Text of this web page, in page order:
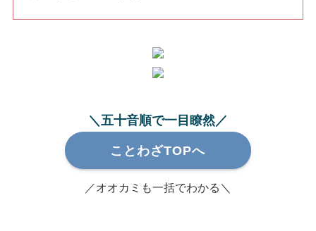
＼五十音順で一目瞭然／
ことわざTOPへ
／オオカミも一括でわかる＼